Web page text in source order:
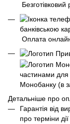
Оплата
частинами для
Монобанку (в
Детальніше про
Гарантія від
про терміни